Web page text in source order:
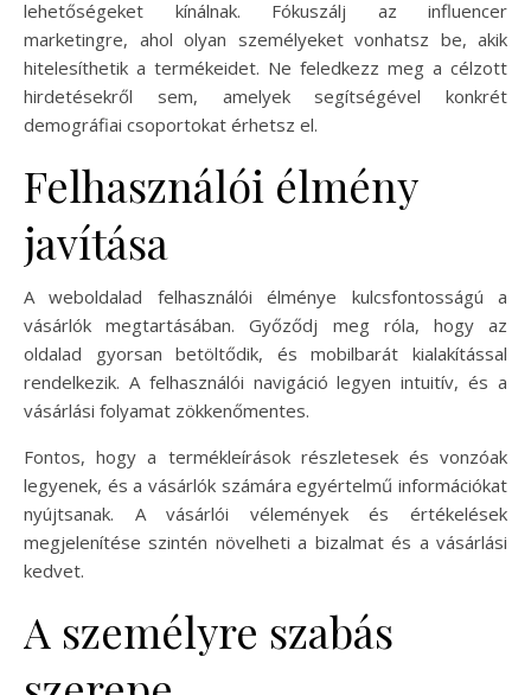
lehetőségeket kínálnak. Fókuszálj az influencer
marketingre, ahol olyan személyeket vonhatsz be, akik
hitelesíthetik a termékeidet. Ne feledkezz meg a célzott
hirdetésekről sem, amelyek segítségével konkrét
demográfiai csoportokat érhetsz el.
Felhasználói élmény
javítása
A weboldalad felhasználói élménye kulcsfontosságú a
vásárlók megtartásában. Győződj meg róla, hogy az
oldalad gyorsan betöltődik, és mobilbarát kialakítással
rendelkezik. A felhasználói navigáció legyen intuitív, és a
vásárlási folyamat zökkenőmentes.
Fontos, hogy a termékleírások részletesek és vonzóak
legyenek, és a vásárlók számára egyértelmű információkat
nyújtsanak. A vásárlói vélemények és értékelések
megjelenítése szintén növelheti a bizalmat és a vásárlási
kedvet.
A személyre szabás